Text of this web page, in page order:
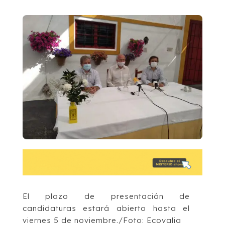
El plazo de presentación de
candidaturas estará abierto hasta el
viernes 5 de noviembre./Foto: Ecovalia